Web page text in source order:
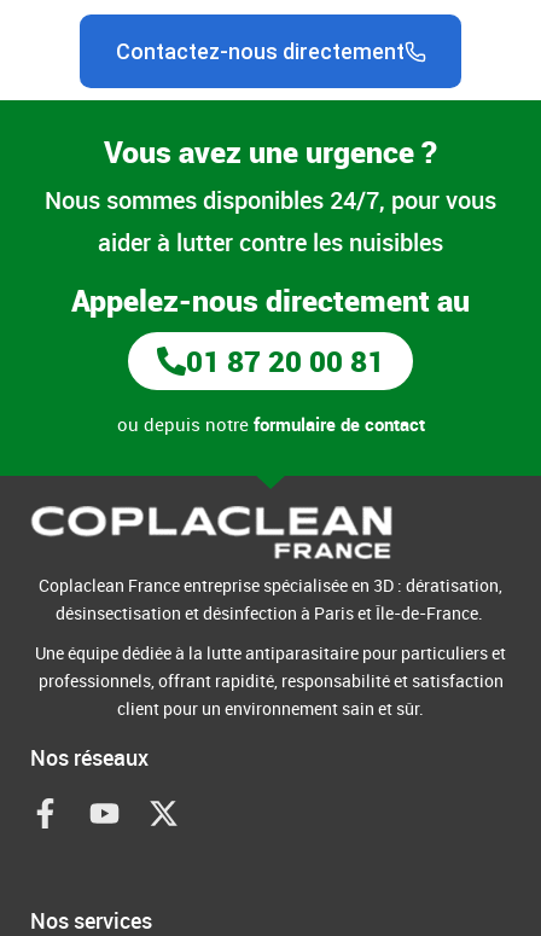
Contactez-nous directement
Vous avez une urgence ?
Nous sommes disponibles 24/7, pour vous
aider à lutter contre les nuisibles
Appelez-nous directement au
01 87 20 00 81
ou depuis notre formulaire de contact
Coplaclean France entreprise spécialisée en 3D : dératisation,
désinsectisation et désinfection à Paris et Île-de-France.
Une équipe dédiée à la lutte antiparasitaire pour particuliers et
professionnels, offrant rapidité, responsabilité et satisfaction
client pour un environnement sain et sûr.
Nos réseaux
F
a
b
o
u
X
-
Nos services